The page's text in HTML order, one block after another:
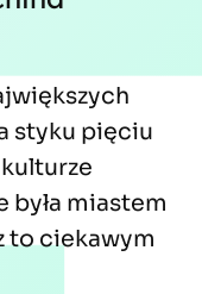
styku pięciu
była miastem
to ciekawym